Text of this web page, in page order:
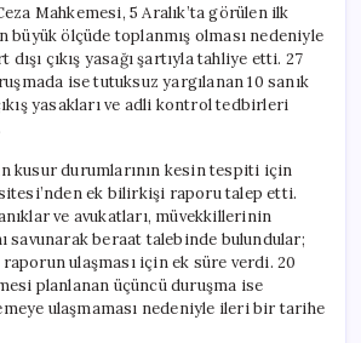
Mahkemesi, 5 Aralık’ta görülen ilk
büyük ölçüde toplanmış olması nedeniyle
dışı çıkış yasağı şartıyla tahliye etti. 27
ise tutuksuz yargılanan 10 sanık
yasakları ve adli kontrol tedbirleri
kusur durumlarının kesin tespiti için
ek bilirkişi raporu talep etti.
ve avukatları, müvekkillerinin
savunarak beraat talebinde bulundular;
ulaşması için ek süre verdi. 20
planlanan üçüncü duruşma ise
ulaşmaması nedeniyle ileri bir tarihe